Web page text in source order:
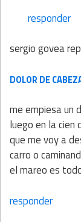
responder
sergio govea
DOLOR DE
me empiesa un
luego en la cien
que me voy a
carro o
el mareo es
responder